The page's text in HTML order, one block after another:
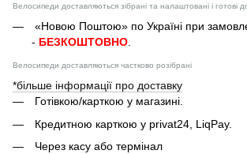
Велосипеди доставляються зібрані та налаштовані і готові
«Новою Поштою» по Україні при
- БЕЗКОШТОВНО
Велосипеди доставляються частково розібрані
*більше інформації про доставку
Готівкою/карткою у магазині.
Кредитною карткою у privat24, LiqPay.
Через касу або термінал